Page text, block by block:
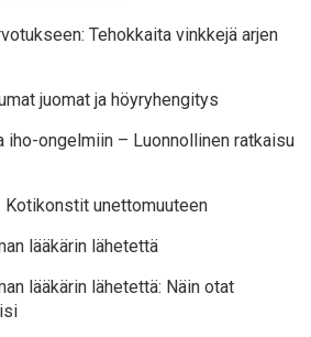
Tehokkaita vinkkejä arjen
juomat ja höyryhengitys
ongelmiin – Luonnollinen ratkaisu
Kotikonstit unettomuuteen
lääkärin lähetettä
lääkärin lähetettä: Näin otat